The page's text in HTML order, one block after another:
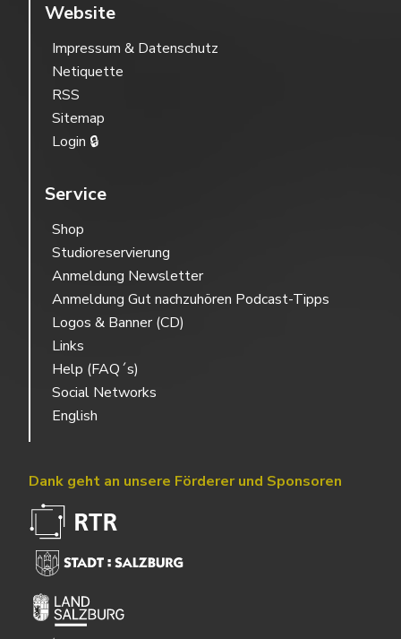
Website
Impressum & Datenschutz
Netiquette
RSS
Sitemap
Login 🔒
Service
Shop
Studioreservierung
Anmeldung Newsletter
Anmeldung Gut nachzuhören Podcast-Tipps
Logos & Banner (CD)
Links
Help (FAQ´s)
Social Networks
English
Dank geht an unsere Förderer und Sponsoren